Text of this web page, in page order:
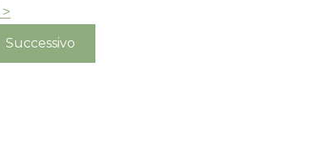
Successivo